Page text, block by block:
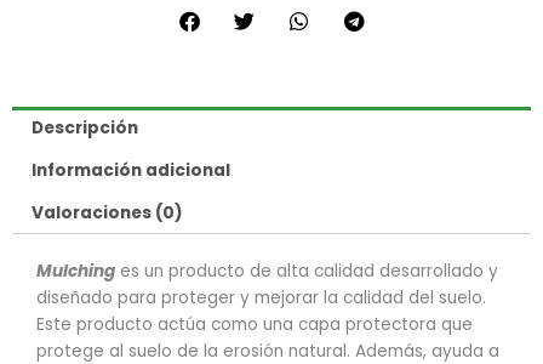
Descripción
Información adicional
Valoraciones (0)
Mulching es un producto de alta calidad desarrollado y
diseñado para proteger y mejorar la calidad del suelo.
Este producto actúa como una capa protectora que
protege al suelo de la erosión natural. Además, ayuda a